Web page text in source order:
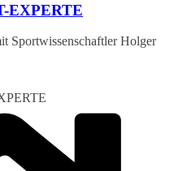
EXPERTE
Sportwissenschaftler Holger